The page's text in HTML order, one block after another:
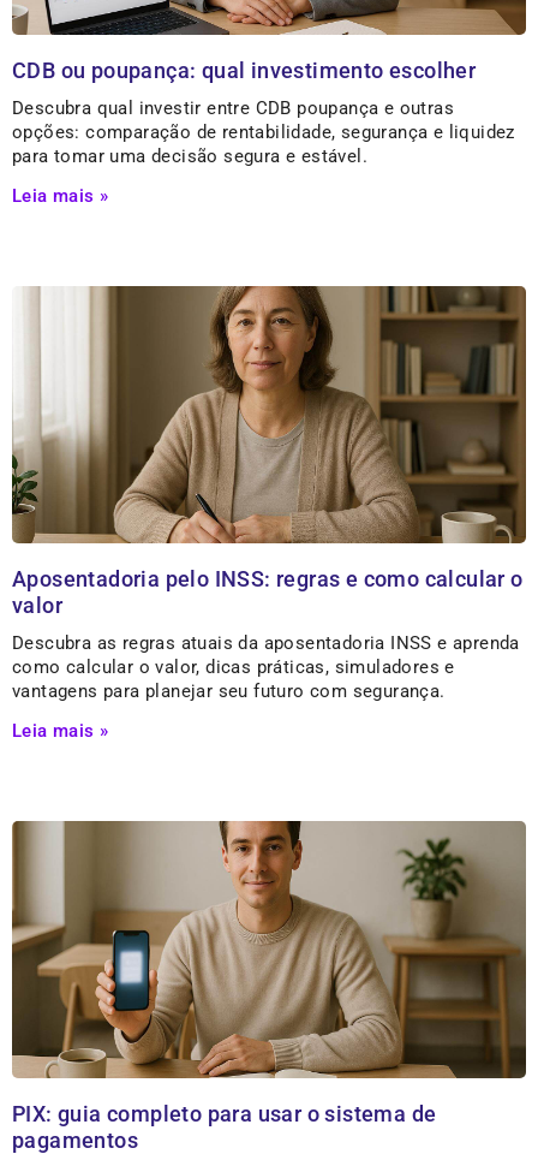
CDB ou poupança: qual investimento escolher
Descubra qual investir entre CDB poupança e outras
opções: comparação de rentabilidade, segurança e liquidez
para tomar uma decisão segura e estável.
Leia mais »
Aposentadoria pelo INSS: regras e como calcular o
valor
Descubra as regras atuais da aposentadoria INSS e aprenda
como calcular o valor, dicas práticas, simuladores e
vantagens para planejar seu futuro com segurança.
Leia mais »
PIX: guia completo para usar o sistema de
pagamentos